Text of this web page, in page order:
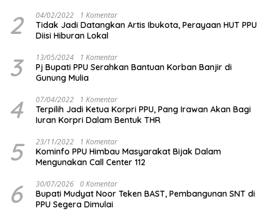
2 04/02/2022 1 Komentar
Tidak Jadi Datangkan Artis Ibukota, Perayaan HUT PPU
Diisi Hiburan Lokal
3 13/05/2024 1 Komentar
Pj Bupati PPU Serahkan Bantuan Korban Banjir di
Gunung Mulia
4 07/04/2022 1 Komentar
Terpilih Jadi Ketua Korpri PPU, Pang Irawan Akan Bagi
Iuran Korpri Dalam Bentuk THR
5 23/11/2022 1 Komentar
Kominfo PPU Himbau Masyarakat Bijak Dalam
Mengunakan Call Center 112
6 30/07/2026 0 Komentar
Bupati Mudyat Noor Teken BAST, Pembangunan SNT di
PPU Segera Dimulai